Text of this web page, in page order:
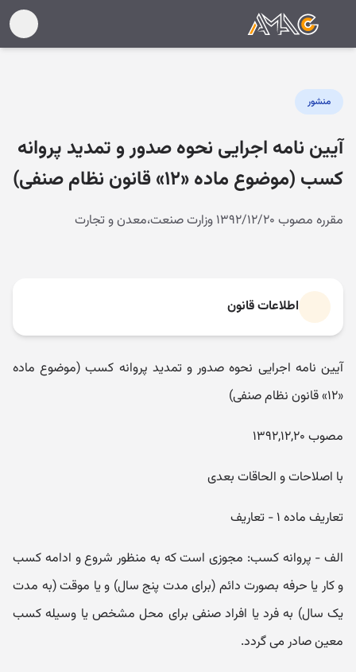
منشور
آیین نامه اجرایی نحوه صدور و تمدید پروانه
کسب (موضوع ماده «۱۲» قانون نظام صنفی)
مقرره مصوب ۱۳۹۲/۱۲/۲۰ وزارت صنعت،معدن و تجارت
اطلاعات قانون
آیین ‌نامه اجرایی نحوه صدور و تمدید پروانه کسب (موضوع ماده
«۱۲» قانون نظام صنفی)
مصوب ۱۳۹۲,۱۲,۲۰
با اصلاحات و الحاقات بعدی
تعاریف ماده ۱ - تعاریف
الف - پروانه کسب: مجوزی است که به منظور شروع و ادامه کسب
و کار یا حرفه بصورت دائم (برای مدت پنج سال) و یا موقت (به مدت
یک سال) به فرد یا افراد صنفی برای محل مشخص یا وسیله کسب
معین صادر می ‏گردد.